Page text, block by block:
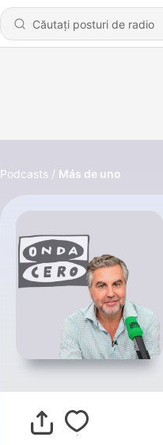
Podcasts Más de uno